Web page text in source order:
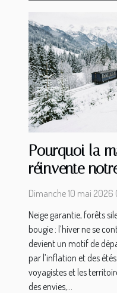
Pourquoi la
réinvente
Dimanche 10 mai 2026
Neige garantie, forêts
bougie : l’hiver ne se
devient un motif de
par l’inflation et des
voyagistes et les
des envies,...